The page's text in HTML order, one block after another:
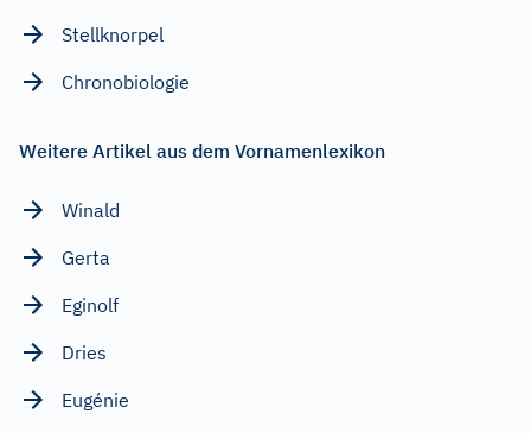
Stellknorpel
Chronobiologie
Weitere Artikel aus dem Vornamenlexikon
Winald
Gerta
Eginolf
Dries
Eugénie